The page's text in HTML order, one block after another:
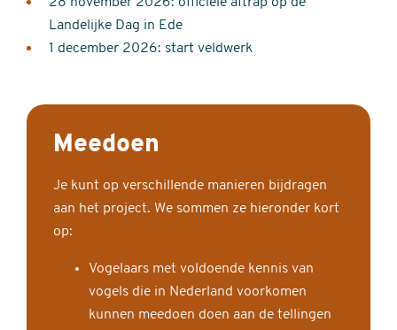
28 november 2026: officiële aftrap op de
Landelijke Dag in Ede
1 december 2026: start veldwerk
Meedoen
Je kunt op verschillende manieren bijdragen
aan het project. We sommen ze hieronder kort
op:
Vogelaars met voldoende kennis van
vogels die in Nederland voorkomen
kunnen meedoen doen aan de tellingen